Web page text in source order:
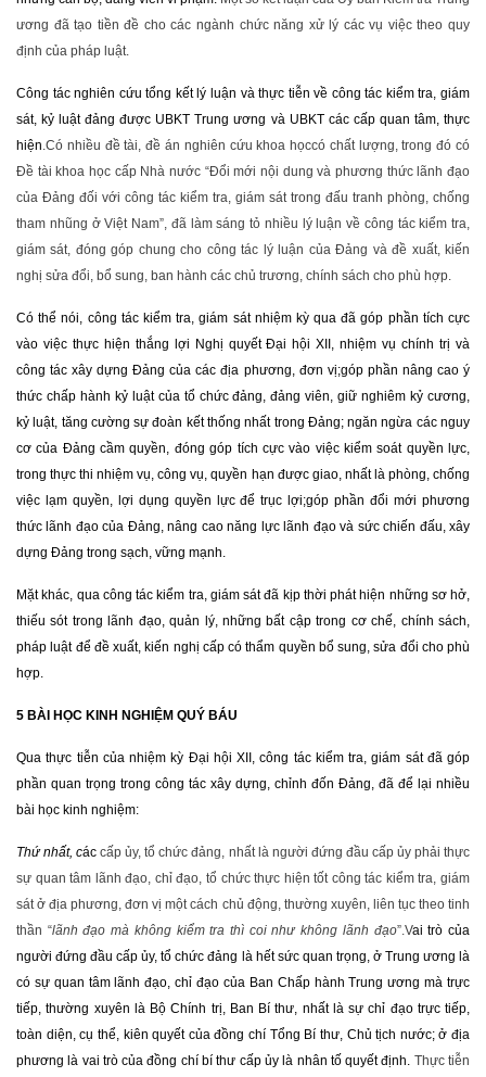
ương đã tạo tiền đề cho các ngành chức năng xử lý các vụ việc theo quy
định của pháp luật.
Công tác nghiên cứu tổng kết lý luận và thực tiễn về công tác kiểm tra, giám
sát, kỷ luật đảng được UBKT Trung ương và UBKT các cấp quan tâm, thực
hiện.Có nhiều đề tài, đề án nghiên cứu khoa họccó chất lượng, trong đó có
Đề tài khoa học cấp Nhà nước “Đổi mới nội dung và phương thức lãnh đạo
của Đảng đối với công tác kiểm tra, giám sát trong đấu tranh phòng, chống
tham nhũng ở Việt Nam”, đã làm sáng tỏ nhiều lý luận về công tác kiểm tra,
giám sát, đóng góp chung cho công tác lý luận của Đảng và đề xuất, kiến
nghị sửa đổi, bổ sung, ban hành các chủ trương, chính sách cho phù hợp.
Có thể nói, công tác kiểm tra, giám sát nhiệm kỳ qua đã góp phần tích cực
vào việc thực hiện thắng lợi Nghị quyết Đại hội XII, nhiệm vụ chính trị và
công tác xây dựng Đảng của các địa phương, đơn vị;góp phần nâng cao ý
thức chấp hành kỷ luật của tổ chức đảng, đảng viên, giữ nghiêm kỷ cương,
kỷ luật, tăng cường sự đoàn kết thống nhất trong Đảng; ngăn ngừa các nguy
cơ của Đảng cầm quyền, đóng góp tích cực vào việc kiểm soát quyền lực,
trong thực thi nhiệm vụ, công vụ, quyền hạn được giao, nhất là phòng, chống
việc lạm quyền, lợi dụng quyền lực để trục lợi;góp phần đổi mới phương
thức lãnh đạo của Đảng, nâng cao năng lực lãnh đạo và sức chiến đấu, xây
dựng Đảng trong sạch, vững mạnh.
Mặt khác, qua công tác kiểm tra, giám sát đã kịp thời phát hiện những sơ hở,
thiếu sót trong lãnh đạo, quản lý, những bất cập trong cơ chế, chính sách,
pháp luật để đề xuất, kiến nghị cấp có thẩm quyền bổ sung, sửa đổi cho phù
hợp.
5 BÀI HỌC KINH NGHIỆM QUÝ BÁU
Qua thực tiễn của nhiệm kỳ Đại hội XII, công tác kiểm tra, giám sát đã góp
phần quan trọng trong công tác xây dựng, chỉnh đốn Đảng, đã để lại nhiều
bài học kinh nghiệm:
Thứ nhất,các cấp ủy, tổ chức đảng, nhất là người đứng đầu cấp ủy phải thực
sự quan tâm lãnh đạo, chỉ đạo, tổ chức thực hiện tốt công tác kiểm tra, giám
sát ở địa phương, đơn vị một cách chủ động, thường xuyên, liên tục theo tinh
thần “lãnh đạo mà không kiểm tra thì coi như không lãnh đạo”.Vai trò của
người đứng đầu cấp ủy, tổ chức đảng là hết sức quan trọng, ở Trung ương là
có sự quan tâm lãnh đạo, chỉ đạo của Ban Chấp hành Trung ương mà trực
tiếp, thường xuyên là Bộ Chính trị, Ban Bí thư, nhất là sự chỉ đạo trực tiếp,
toàn diện, cụ thể, kiên quyết của đồng chí Tổng Bí thư, Chủ tịch nước; ở địa
phương là vai trò của đồng chí bí thư cấp ủy là nhân tố quyết định. Thực tiễn